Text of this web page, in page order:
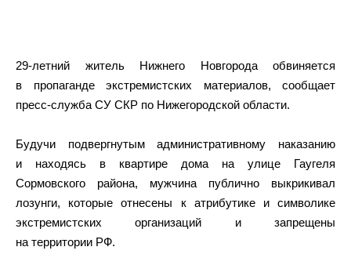
29-летний житель Нижнего Новгорода обвиняется
в пропаганде экстремистских материалов, сообщает
пресс-служба СУ СКР по Нижегородской области.
Будучи подвергнутым административному наказанию
и находясь в квартире дома на улице Гаугеля
Сормовского района, мужчина публично выкрикивал
лозунги, которые отнесены к атрибутике и символике
экстремистских организаций и запрещены
на территории РФ.